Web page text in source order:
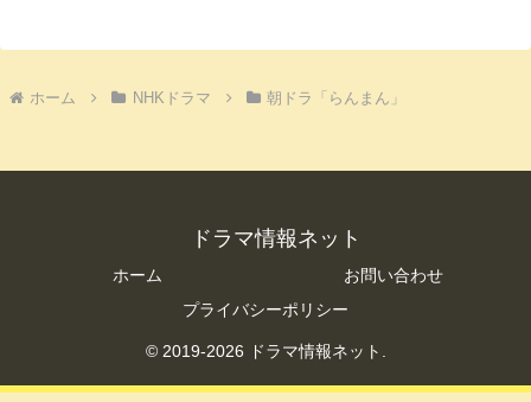
ホーム NHKドラマ 朝ドラ「らんまん」
ドラマ情報ネット
ホーム
お問い合わせ
プライバシーポリシー
© 2019-2026 ドラマ情報ネット.